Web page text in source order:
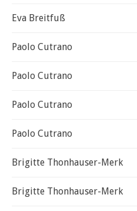
Eva Breitfuß
Paolo Cutrano
Paolo Cutrano
Paolo Cutrano
Paolo Cutrano
Brigitte Thonhauser-Merk
Brigitte Thonhauser-Merk